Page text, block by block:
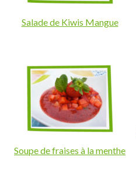
Salade de Kiwis Mangue
Soupe de fraises à la menthe